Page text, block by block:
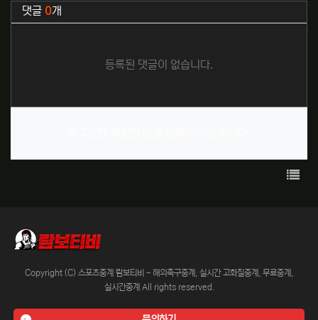
댓글 0개
등록된 댓글이 없습니다.
목록
Copyright (C) 스포츠중계 람보티비 - 해외축구중계, 실시간 고화질중계, 무료중계,
실시간중계 All rights reserved.